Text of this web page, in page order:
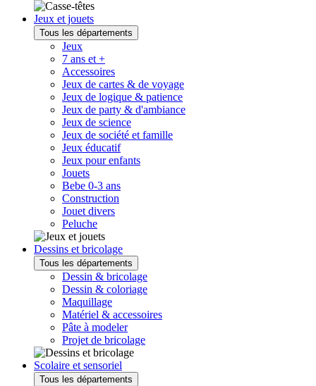
Jeux et jouets
Tous les départements
Jeux
7 ans et +
Accessoires
Jeux de cartes & de voyage
Jeux de logique & patience
Jeux de party & d'ambiance
Jeux de science
Jeux de société et famille
Jeux éducatif
Jeux pour enfants
Jouets
Bebe 0-3 ans
Construction
Jouet divers
Peluche
Dessins et bricolage
Tous les départements
Dessin & bricolage
Dessin & coloriage
Maquillage
Matériel & accessoires
Pâte à modeler
Projet de bricolage
Scolaire et sensoriel
Tous les départements